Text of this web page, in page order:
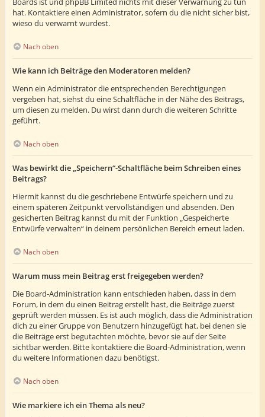
hat. Kontaktiere einen Administrator, sofern du die nicht sicher bist,
wieso du verwarnt wurdest.
Nach oben
Wie kann ich Beiträge den Moderatoren melden?
Wenn ein Administrator die entsprechenden Berechtigungen
vergeben hat, siehst du eine Schaltfläche in der Nähe des Beitrags,
um diesen zu melden. Du wirst dann durch die weiteren Schritte
geführt.
Nach oben
Was bewirkt die „Speichern“-Schaltfläche beim Schreiben eines
Beitrags?
Hiermit kannst du die geschriebene Entwürfe speichern und zu
einem späteren Zeitpunkt vervollständigen und absenden. Den
gesicherten Beitrag kannst du mit der Funktion „Gespeicherte
Entwürfe verwalten“ in deinem persönlichen Bereich erneut laden.
Nach oben
Warum muss mein Beitrag erst freigegeben werden?
Die Board-Administration kann entschieden haben, dass in dem
Forum, in dem du einen Beitrag erstellt hast, die Beiträge zuerst
geprüft werden müssen. Es ist auch möglich, dass die Administration
dich zu einer Gruppe von Benutzern hinzugefügt hat, bei denen sie
die Beiträge erst begutachten möchte, bevor sie auf der Seite
sichtbar werden. Bitte kontaktiere die Board-Administration, wenn
du weitere Informationen dazu benötigst.
Nach oben
Wie markiere ich ein Thema als neu?